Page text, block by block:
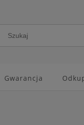
Gwarancja